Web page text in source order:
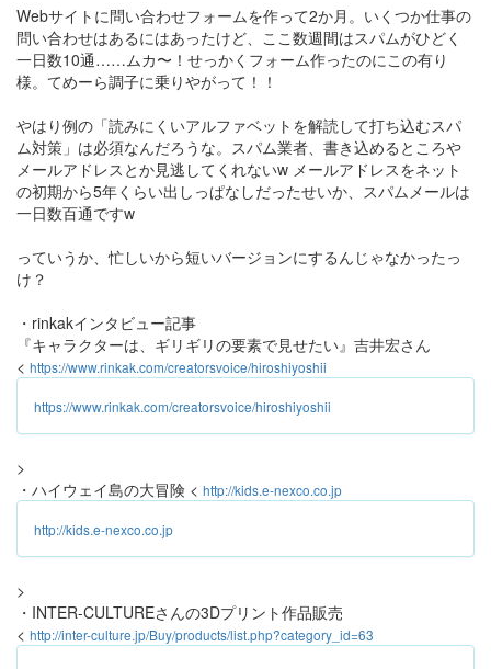
Webサイトに問い合わせフォームを作って2か月。いくつか仕事の
問い合わせはあるにはあったけど、ここ数週間はスパムがひどく
一日数10通……ムカ〜！せっかくフォーム作ったのにこの有り
様。てめーら調子に乗りやがって！！
やはり例の「読みにくいアルファベットを解読して打ち込むスパ
ム対策」は必須なんだろうな。スパム業者、書き込めるところや
メールアドレスとか見逃してくれないw メールアドレスをネット
の初期から5年くらい出しっぱなしだったせいか、スパムメールは
一日数百通ですw
っていうか、忙しいから短いバージョンにするんじゃなかったっ
け？
・rinkakインタビュー記事
『キャラクターは、ギリギリの要素で見せたい』吉井宏さん
< https://www.rinkak.com/creatorsvoice/hiroshiyoshii
https://www.rinkak.com/creatorsvoice/hiroshiyoshii
>
・ハイウェイ島の大冒険 < http://kids.e-nexco.co.jp
http://kids.e-nexco.co.jp
>
・INTER-CULTUREさんの3Dプリント作品販売
< http://inter-culture.jp/Buy/products/list.php?category_id=63